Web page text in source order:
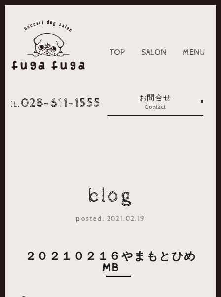
TOP SALON MENU
TEL. 028-611-1555 お問合せ
Contact
blog
posted. 2021.02.19
２０２１０２１６やまもとひめ
MB